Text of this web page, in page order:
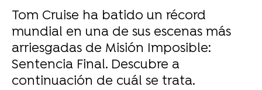
Tom Cruise ha batido un récord
mundial en una de sus escenas más
arriesgadas de Misión Imposible:
Sentencia Final. Descubre a
continuación de cuál se trata.